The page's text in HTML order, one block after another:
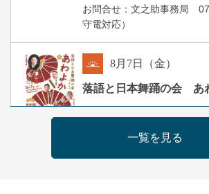
お問合せ：文之助事務局
守電対応）
8月 7日（金）
落語と日本舞踊の会
開演：午前10時（9時30分開
前売2,500円 当日3,000円
一覧を見る